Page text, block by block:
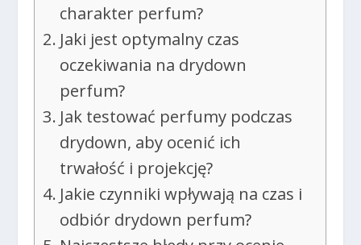
charakter perfum?
Jaki jest optymalny czas
oczekiwania na drydown
perfum?
Jak testować perfumy podczas
drydown, aby ocenić ich
trwałość i projekcję?
Jakie czynniki wpływają na czas i
odbiór drydown perfum?